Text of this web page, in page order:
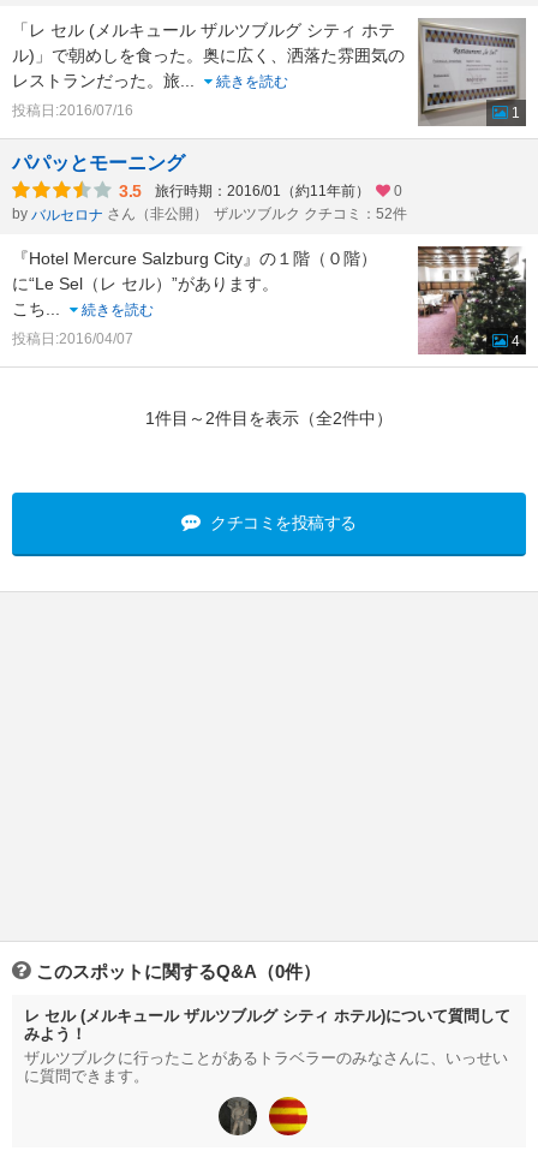
「レ セル (メルキュール ザルツブルグ シティ ホテ
ル)」で朝めしを食った。奥に広く、洒落た雰囲気の
レストランだった。旅...
続きを読む
投稿日:2016/07/16
1
パパッとモーニング
3.5 旅行時期：2016/01（約11年前）
0
by バルセロナ さん（非公開） ザルツブルク クチコミ：52件
『Hotel Mercure Salzburg City』の１階（０階）
に“Le Sel（レ セル）”があります。
こち...
続きを読む
投稿日:2016/04/07
4
1件目～2件目を表示（全2件中）
クチコミを投稿する
このスポットに関するQ&A（0件）
レ セル (メルキュール ザルツブルグ シティ ホテル)について質問して
みよう！
ザルツブルクに行ったことがあるトラベラーのみなさんに、いっせい
に質問できます。